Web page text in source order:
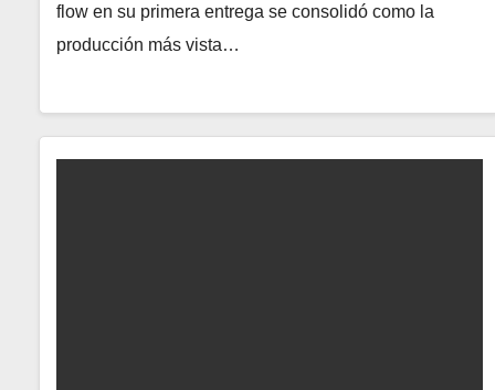
flow en su primera entrega se consolidó como la
producción más vista…